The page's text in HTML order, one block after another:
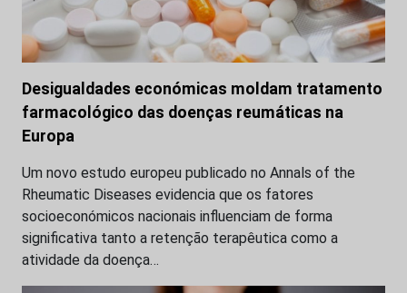
Desigualdades económicas moldam tratamento
farmacológico das doenças reumáticas na
Europa
Um novo estudo europeu publicado no Annals of the
Rheumatic Diseases evidencia que os fatores
socioeconómicos nacionais influenciam de forma
significativa tanto a retenção terapêutica como a
atividade da doença…